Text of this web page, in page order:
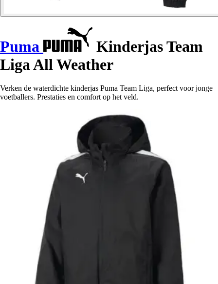
Puma
Kinderjas Team
Liga All Weather
Verken de waterdichte kinderjas Puma Team Liga, perfect voor jonge
voetballers. Prestaties en comfort op het veld.